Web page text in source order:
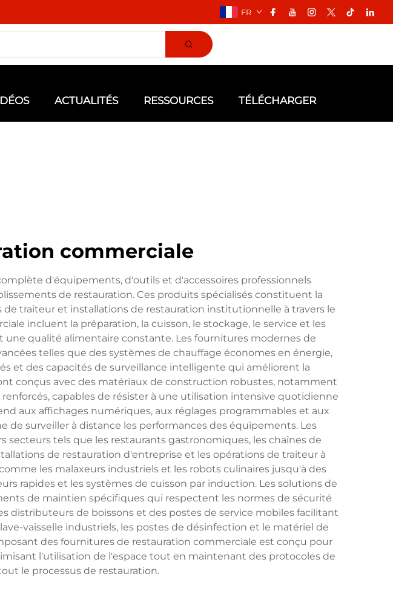
FR
ACTUALITÉS RESSOURCES
TÉLÉCHARGER
commerciale
d'équipements, d'outils et d'accessoires professionnels
de restauration. Ces produits spécialisés constituent la
traiteur et installations de restauration institutionnelle à travers le
incluent la préparation, la cuisson, le stockage, le service et les
qualité alimentaire constante. Les fournitures modernes de
telles que des systèmes de chauffage économes en énergie,
et des capacités de surveillance intelligente qui améliorent la
conçus avec des matériaux de construction robustes, notamment
capables de résister à une utilisation intensive quotidienne
aux affichages numériques, aux réglages programmables et aux
surveiller à distance les performances des équipements. Les
tels que les restaurants gastronomiques, les chaînes de
de restauration d'entreprise et les opérations de traiteur à
les malaxeurs industriels et les robots culinaires jusqu'à des
rapides et les systèmes de cuisson par induction. Les solutions de
de maintien spécifiques qui respectent les normes de sécurité
distributeurs de boissons et des postes de service mobiles facilitant
vaisselle industriels, les postes de désinfection et le matériel de
des fournitures de restauration commerciale est conçu pour
l'utilisation de l'espace tout en maintenant des protocoles de
le processus de restauration.